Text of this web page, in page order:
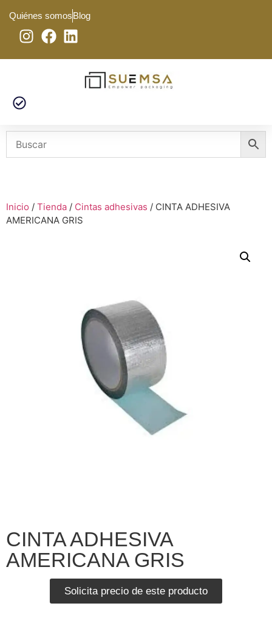
Quiénes somosBlog
Inicio / Tienda / Cintas adhesivas / CINTA ADHESIVA
AMERICANA GRIS
CINTA ADHESIVA
AMERICANA GRIS
Solicita precio de este producto